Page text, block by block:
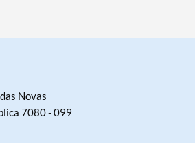
Novas
7080 - 099